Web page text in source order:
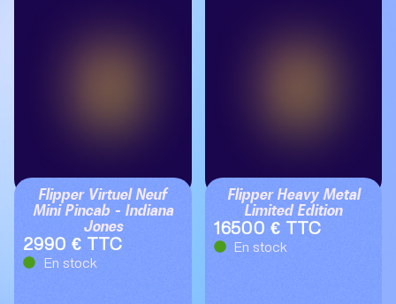
Flipper Virtuel Neuf
Mini Pincab – Indiana
Jones
2990 € TTC
En stock
Flipper Heavy Metal
Limited Edition
16500 € TTC
En stock